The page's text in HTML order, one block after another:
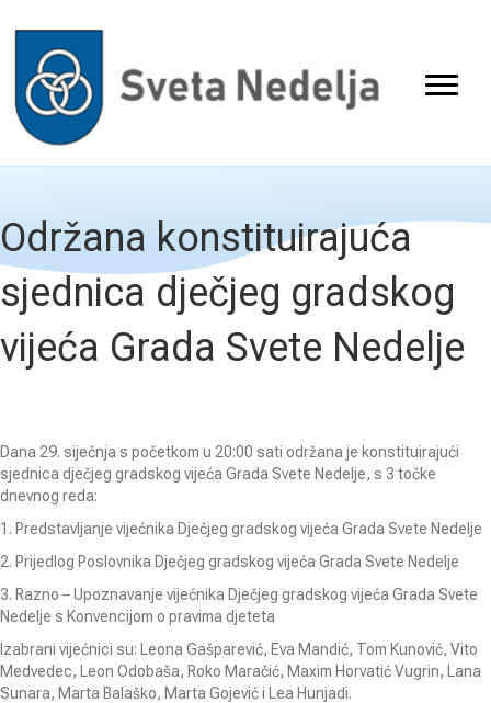
Održana konstituirajuća
sjednica dječjeg gradskog
vijeća Grada Svete Nedelje
Dana 29. siječnja s početkom u 20:00 sati održana je konstituirajući
sjednica dječjeg gradskog vijeća Grada Svete Nedelje, s 3 točke
dnevnog reda:
1. Predstavljanje vijećnika Dječjeg gradskog vijeća Grada Svete Nedelje
2. Prijedlog Poslovnika Dječjeg gradskog vijeća Grada Svete Nedelje
3. Razno – Upoznavanje vijećnika Dječjeg gradskog vijeća Grada Svete
Nedelje s Konvencijom o pravima djeteta
Izabrani vijećnici su: Leona Gašparević, Eva Mandić, Tom Kunović, Vito
Medvedec, Leon Odobaša, Roko Maračić, Maxim Horvatić Vugrin, Lana
Sunara, Marta Balaško, Marta Gojević i Lea Hunjadi.